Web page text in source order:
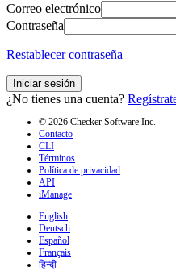
Correo electrónico
Contraseña
Restablecer contraseña
Iniciar sesión
¿No tienes una cuenta?
© 2026 Checker Software Inc.
Contacto
CLI
Términos
Política de privacidad
API
iManage
English
Deutsch
Español
Français
हिन्दी